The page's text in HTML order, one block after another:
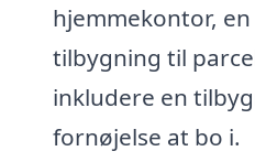
hjemmekontor,
tilbygning til
inkludere en
fornøjelse at bo i.